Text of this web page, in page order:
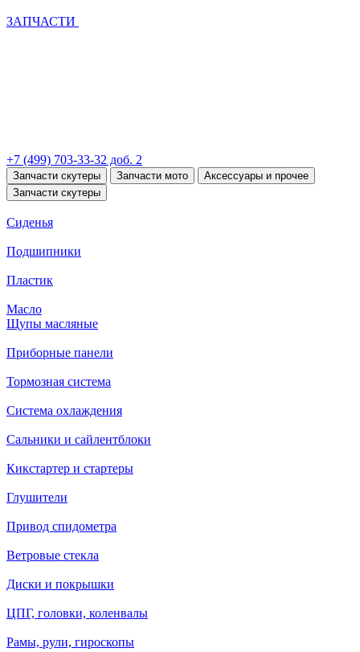
ЗАПЧАСТИ
+7 (499) 703-33-32 доб. 2
Запчасти скутеры Запчасти мото
Аксессуары и прочее
Запчасти скутеры
Сиденья
Подшипники
Пластик
Масло
Щупы масляные
Приборные панели
Тормозная система
Система охлаждения
Сальники и сайлентблоки
Кикстартер и стартеры
Глушители
Привод спидометра
Ветровые стекла
Диски и покрышки
ЦПГ, головки, коленвалы
Рамы, рули, гироскопы